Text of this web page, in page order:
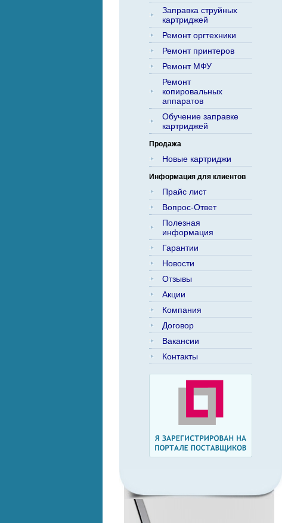
Заправка струйных
картриджей
Ремонт оргтехники
Ремонт принтеров
Ремонт МФУ
Ремонт
копировальных
аппаратов
Обучение заправке
картриджей
Продажа
Новые картриджи
Информация для клиентов
Прайс лист
Вопрос-Ответ
Полезная
информация
Гарантии
Новости
Отзывы
Акции
Компания
Договор
Вакансии
Контакты